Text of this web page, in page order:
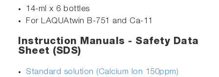
14-ml x 6 bottles
For LAQUAtwin B-751 and Ca-11
Instruction Manuals - Safety Data
Sheet (SDS)
Standard solution (Calcium Ion 150ppm)